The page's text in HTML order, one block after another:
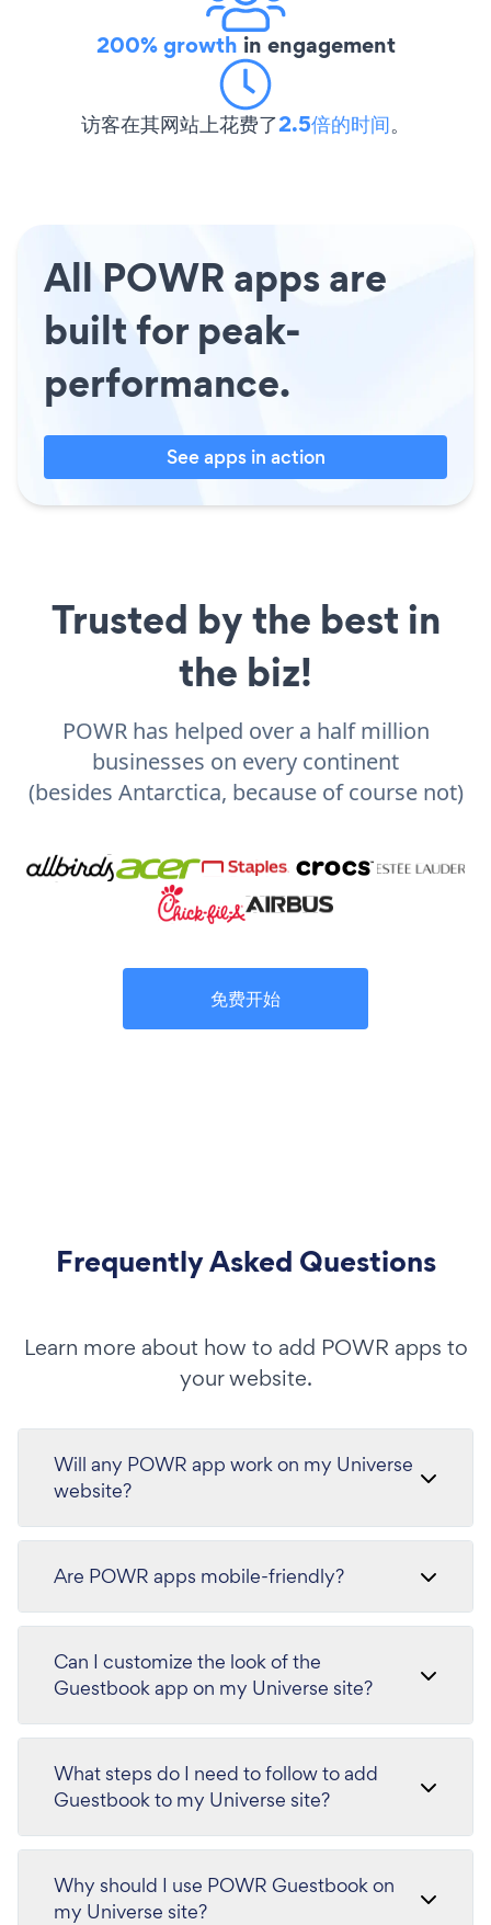
200% growth in engagement
访客在其网站上花费了2.5倍的时间。
All POWR apps are
built for peak-
performance.
See apps in action
Trusted by the best in
the biz!
POWR has helped over a half million
businesses on every continent
(besides Antarctica, because of course not)
免费开始
Frequently Asked Questions
Learn more about how to add POWR apps to
your website.
Will any POWR app work on my Universe
website?
Are POWR apps mobile-friendly?
Can I customize the look of the
Guestbook app on my Universe site?
What steps do I need to follow to add
Guestbook to my Universe site?
Why should I use POWR Guestbook on
my Universe site?